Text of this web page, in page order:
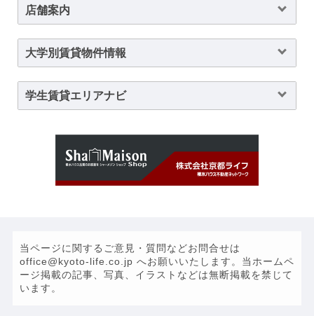
店舗案内
大学別賃貸物件情報
学生賃貸エリアナビ
当ページに関するご意見・質問などお問合せは
office@kyoto-life.co.jp へお願いいたします。当ホームペ
ージ掲載の記事、写真、イラストなどは無断掲載を禁じて
います。